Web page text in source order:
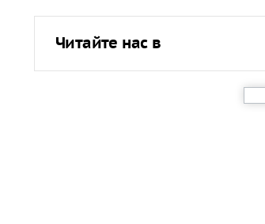
Читайте нас в